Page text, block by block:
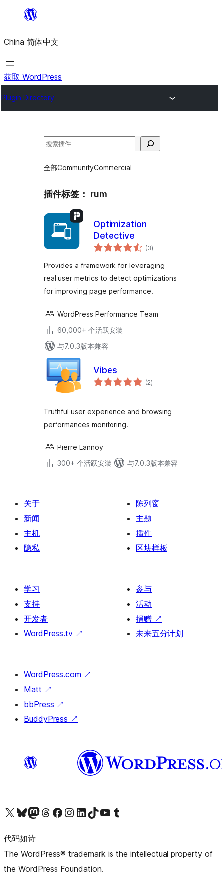
内
容
China 简体中文
获取 WordPress
Plugin Directory
搜
全部CommunityCommercial
插件标签： rum
Optimization
Detective
(3总
评)
Provides a framework for leveraging
real user metrics to detect optimizations
for improving page performance.
WordPress Performance Team
60,000+ 个活跃安装
与7.0.3版本兼容
Vibes
(2总
评)
Truthful user experience and browsing
performances monitoring.
Pierre Lannoy
300+ 个活跃安装
与7.0.3版本兼容
关于
新闻
主机
隐私
陈列窗
主题
插件
区块样板
学习
支持
开发者
WordPress.tv ↗
参与
活动
捐赠 ↗
未来五分计划
WordPress.com ↗
Matt ↗
bbPress ↗
BuddyPress ↗
关注我们的 X（原 Twitter）账号访问我们的 Bluesky 账号关注我们的 Mastodon 账号访问我们的 Threads 账号 访问我们的 Facebook 公共主页关注我们的 Instagram 账号 关注我们的 LinkedIn 主页访问我们的 TikTok 账号访问我们的 YouTube 频道 访问我们的 Tumblr 账号
代码如诗
The WordPress® trademark is the intellectual property of
the WordPress Foundation.